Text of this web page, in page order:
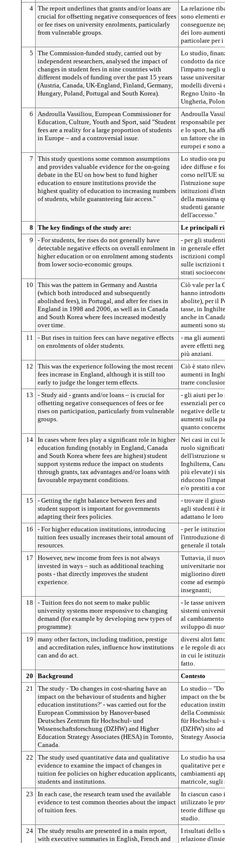
4
The report underlines that grants and/or loans are
crucial for offsetting negative consequences of fees
or fee rises on university enrolments, particularly
from vulnerable groups.
La relazione
sono elementi
conseguenze
dei loro
particolare per
5
The Commission-funded study, carried out by
independent researchers, analysed the impact of
changes in student fees in nine countries with
different models of funding over the past 15 years
(Austria, Canada, UK-England, Finland, Germany,
Hungary, Poland, Portugal and South Korea).
Lo studio,
condotto da
l'impatto negli
tasse
modelli diversi
Regno Unito -
Ungheria,
6
Androulla Vassiliou, European Commissioner for
Education, Culture, Youth and Sport, said "Student
fees are a reality for a large proportion of students
in Europe – and a controversial issue.
Androulla
responsabile
e lo sport, ha
un fattore che
europei e sono
7
This study questions some common assumptions
and provides valuable evidence for the on-going
debate in the EU on how best to fund higher
education to ensure institutions provide the
highest quality of education to increasing numbers
of students, while guaranteeing fair access."
Lo studio ora
idee diffuse e
corso nell'UE
l'istruzione
istituzioni
della massima
studenti
dell'accesso."
8
The key findings of the study are:
Le principali
9
- For students, fee rises do not generally have
detectable negative effects on overall enrolment in
higher education or on enrolment among students
from lower socio-economic groups.
- per gli
in generale
iscrizioni
sulle iscrizioni
strati
10
This was the pattern in Germany and Austria
(which both introduced and subsequently
abolished fees), in Portugal, and after fee rises in
England in 1998 and 2006, as well as in Canada
and South Korea where fees increased modestly
over time.
Ciò vale per la
hanno
abolite), per il
tasse, in
anche in
aumenti sono
11
- But rises in tuition fees can have negative effects
on enrolments of older students.
- ma gli
avere effetti
più anziani.
12
This was the experience following the most recent
fees increase in England, although it is still too
early to judge the longer term effects.
Ciò è stato
aumenti in
trarre
13
- Study aid - grants and/or loans – is crucial for
offsetting negative consequences of fees or fee
rises on participation, particularly from vulnerable
groups.
- gli aiuti per lo
essenziali per
negative delle
aumenti sulla
quanto
14
In cases where fees play a significant role in higher
education funding (notably in England, Canada
and South Korea where fees are highest) student
support systems reduce the impact on students
through grants, tax advantages and/or loans with
favourable repayment conditions.
Nei casi in cui
ruolo
dell'istruzione
Inghilterra,
più elevate) i
riducono
e/o prestiti a
15
- Getting the right balance between fees and
student support is important for governments
adapting their fees policies.
- trovare il
agli studenti è
adattano le
16
- For higher education institutions, introducing
tuition fees usually increases their total amount of
resources.
- per le
l'introduzione
generale il
17
However, new income from fees is not always
invested in ways – such as additional teaching
posts - that directly improves the student
experience.
Tuttavia, il
universitarie
migliorino
come ad
insegnanti;
18
- Tuition fees do not seem to make public
university systems more responsive to changing
demand (for example by developing new types of
programme):
- le tasse
sistemi
al
sviluppo di
19
many other factors, including tradition, prestige
and accreditation rules, influence how institutions
can and do act.
diversi altri
e le regole di
in cui le
fatto.
20
Background
Contesto
21
The study - 'Do changes in cost-sharing have an
impact on the behaviour of students and higher
education institutions?' - was carried out for the
European Commission by Hanover-based
Deutsches Zentrum für Hochschul- und
Wissenschaftsforschung (DZHW) and Higher
Education Strategy Associates (HESA) in Toronto,
Canada.
Lo studio – "Do
impact on the
education
della
für Hochschul-
(DZHW) sito
Strategy
22
The study used quantitative data and qualitative
evidence to examine the impact of changes in
tuition fee policies on higher education applicants,
students and institutions.
Lo studio ha
qualitative per
cambiamenti
matricole,
23
In each case, the research team used the available
evidence to test common theories about the impact
of tuition fees.
In ciascun
utilizzato le
teorie diffuse
studio.
24
The study results are presented in a main report,
with executive summaries in English, French and
I risultati dello
relazione